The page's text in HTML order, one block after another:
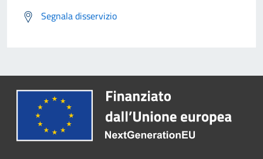
Segnala disservizio